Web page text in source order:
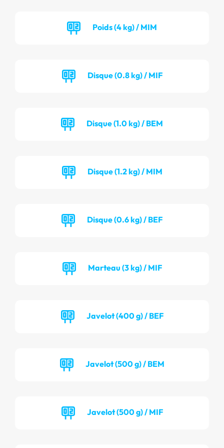
Poids (4 kg) / MIM
Disque (0.8 kg) / MIF
Disque (1.0 kg) / BEM
Disque (1.2 kg) / MIM
Disque (0.6 kg) / BEF
Marteau (3 kg) / MIF
Javelot (400 g) / BEF
Javelot (500 g) / BEM
Javelot (500 g) / MIF